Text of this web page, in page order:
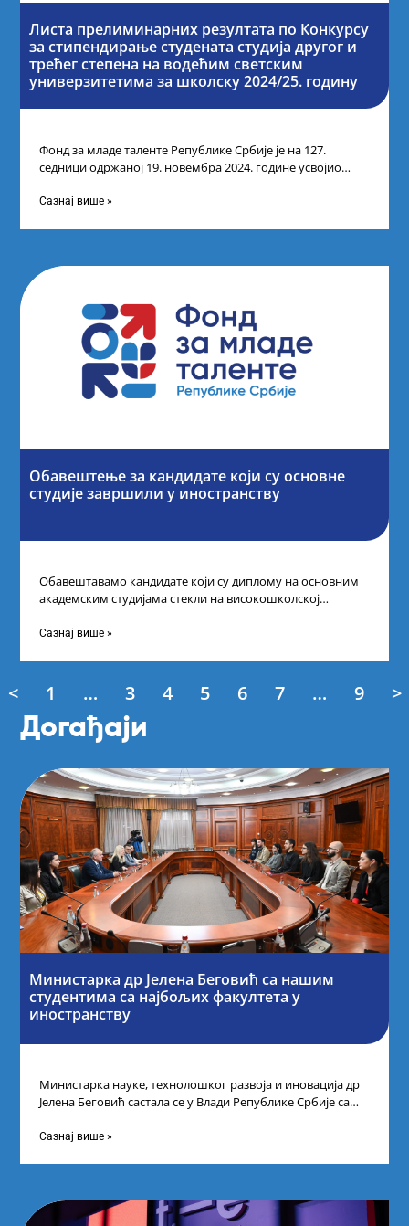
Листа прелиминарних резултата по Конкурсу
за стипендирање студената студија другог и
трећег степена на водећим светским
универзитетима за школску 2024/25. годину
Фонд за младе таленте Републике Србије је на 127.
седници одржаној 19. новембра 2024. године усвојио
Сазнај више »
Обавештење за кандидате који су основне
студије завршили у иностранству
Обавештавамо кандидате који су диплому на основним
академским студијама стекли на високошколској
Сазнај више »
< 1 … 3 4 5 6 7 … 9 >
Догађаји
Министарка др Јелена Беговић са нашим
студентима са најбољих факултета у
иностранству
Министарка науке, технолошког развоја и иновација др
Јелена Беговић састала се у Влади Републике Србије са
Сазнај више »